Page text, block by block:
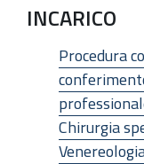
INCARICO
Procedura
Chirurgia